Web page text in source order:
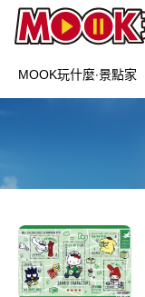
MOOK玩什麼‧景點家